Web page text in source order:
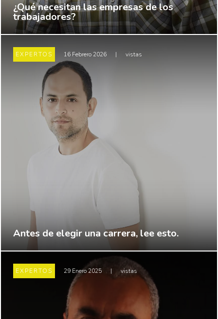
¿Qué necesitan las empresas de los
trabajadores?
EXPERTOS 16 Febrero 2026 | vistas
Antes de elegir una carrera, lee esto.
EXPERTOS 29 Enero 2025 | vistas